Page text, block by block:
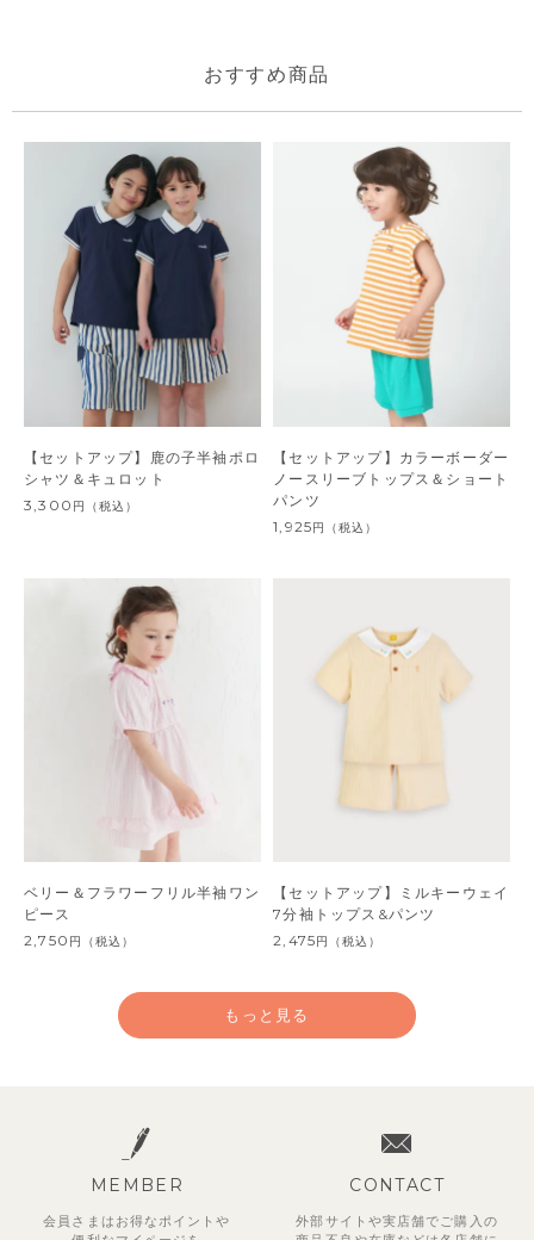
おすすめ商品
【セットアップ】鹿の子半袖ポロ
シャツ＆キュロット
3,300 円 （税込）
【セットアップ】カラーボーダー
ノースリーブトップス＆ショート
パンツ
1,925円 （税込）
ベリー＆フラワーフリル半袖ワン
ピース
2,750 円 （税込）
【セットアップ】ミルキーウェイ
7分袖トップス&パンツ
2,475円 （税込）
もっと見る
MEMBER
会員さまはお得なポイントや
CONTACT
外部サイトや実店舗でご購入の